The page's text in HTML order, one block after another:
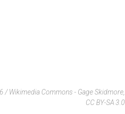
/ Wikimedia Commons - Gage Skidmore,
CC BY-SA 3.0